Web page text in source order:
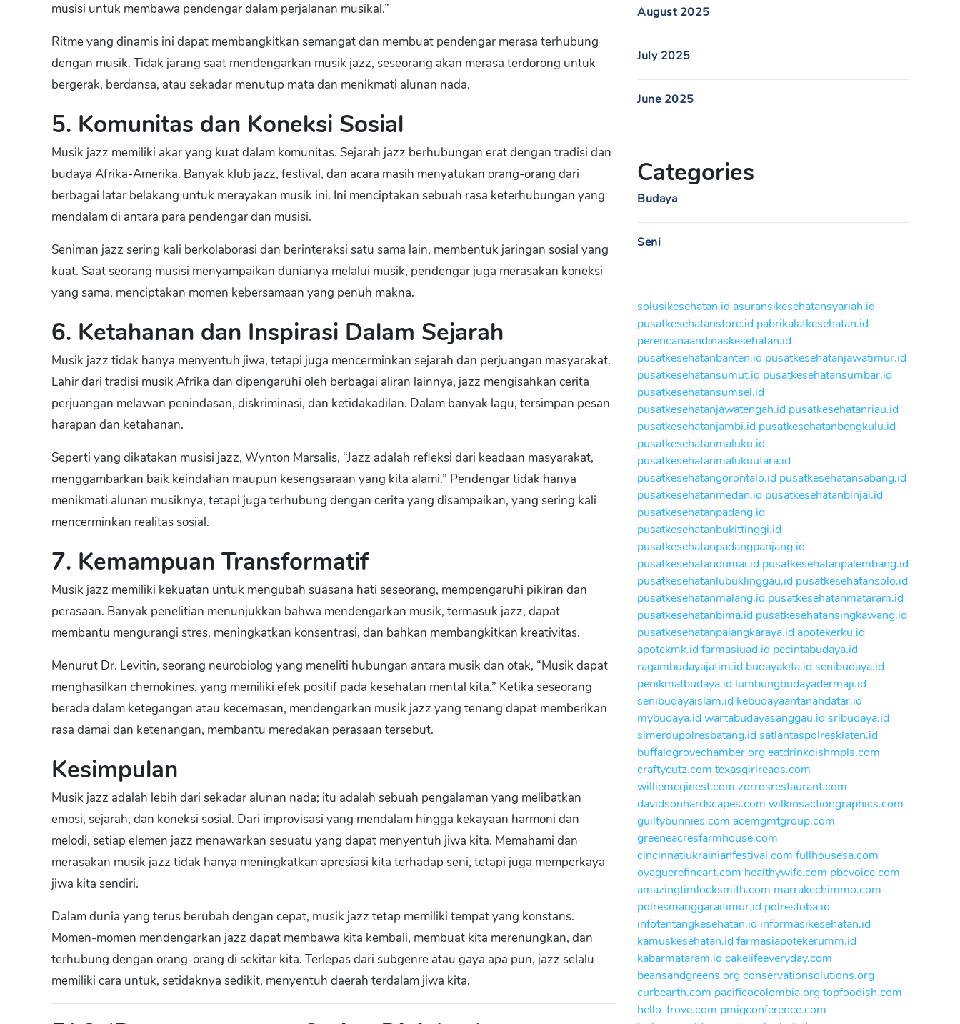
musisi untuk membawa pendengar dalam perjalanan musikal.”
Ritme yang dinamis ini dapat membangkitkan semangat dan membuat pendengar merasa terhubung
dengan musik. Tidak jarang saat mendengarkan musik jazz, seseorang akan merasa terdorong untuk
bergerak, berdansa, atau sekadar menutup mata dan menikmati alunan nada.
5. Komunitas dan Koneksi Sosial
Musik jazz memiliki akar yang kuat dalam komunitas. Sejarah jazz berhubungan erat dengan tradisi dan
budaya Afrika-Amerika. Banyak klub jazz, festival, dan acara masih menyatukan orang-orang dari
berbagai latar belakang untuk merayakan musik ini. Ini menciptakan sebuah rasa keterhubungan yang
mendalam di antara para pendengar dan musisi.
Seniman jazz sering kali berkolaborasi dan berinteraksi satu sama lain, membentuk jaringan sosial yang
kuat. Saat seorang musisi menyampaikan dunianya melalui musik, pendengar juga merasakan koneksi
yang sama, menciptakan momen kebersamaan yang penuh makna.
6. Ketahanan dan Inspirasi Dalam Sejarah
Musik jazz tidak hanya menyentuh jiwa, tetapi juga mencerminkan sejarah dan perjuangan masyarakat.
Lahir dari tradisi musik Afrika dan dipengaruhi oleh berbagai aliran lainnya, jazz mengisahkan cerita
perjuangan melawan penindasan, diskriminasi, dan ketidakadilan. Dalam banyak lagu, tersimpan pesan
harapan dan ketahanan.
Seperti yang dikatakan musisi jazz, Wynton Marsalis, “Jazz adalah refleksi dari keadaan masyarakat,
menggambarkan baik keindahan maupun kesengsaraan yang kita alami.” Pendengar tidak hanya
menikmati alunan musiknya, tetapi juga terhubung dengan cerita yang disampaikan, yang sering kali
mencerminkan realitas sosial.
7. Kemampuan Transformatif
Musik jazz memiliki kekuatan untuk mengubah suasana hati seseorang, mempengaruhi pikiran dan
perasaan. Banyak penelitian menunjukkan bahwa mendengarkan musik, termasuk jazz, dapat
membantu mengurangi stres, meningkatkan konsentrasi, dan bahkan membangkitkan kreativitas.
Menurut Dr. Levitin, seorang neurobiolog yang meneliti hubungan antara musik dan otak, “Musik dapat
menghasilkan chemokines, yang memiliki efek positif pada kesehatan mental kita.” Ketika seseorang
berada dalam ketegangan atau kecemasan, mendengarkan musik jazz yang tenang dapat memberikan
rasa damai dan ketenangan, membantu meredakan perasaan tersebut.
Kesimpulan
Musik jazz adalah lebih dari sekadar alunan nada; itu adalah sebuah pengalaman yang melibatkan
emosi, sejarah, dan koneksi sosial. Dari improvisasi yang mendalam hingga kekayaan harmoni dan
melodi, setiap elemen jazz menawarkan sesuatu yang dapat menyentuh jiwa kita. Memahami dan
merasakan musik jazz tidak hanya meningkatkan apresiasi kita terhadap seni, tetapi juga memperkaya
jiwa kita sendiri.
Dalam dunia yang terus berubah dengan cepat, musik jazz tetap memiliki tempat yang konstans.
Momen-momen mendengarkan jazz dapat membawa kita kembali, membuat kita merenungkan, dan
terhubung dengan orang-orang di sekitar kita. Terlepas dari subgenre atau gaya apa pun, jazz selalu
memiliki cara untuk, setidaknya sedikit, menyentuh daerah terdalam jiwa kita.
August 2025
July 2025
June 2025
Categories
Budaya
Seni
solusikesehatan.id asuransikesehatansyariah.id
pusatkesehatanstore.id pabrikalatkesehatan.id
perencanaandinaskesehatan.id
pusatkesehatanbanten.id pusatkesehatanjawatimur.id
pusatkesehatansumut.id pusatkesehatansumbar.id
pusatkesehatansumsel.id
pusatkesehatanjawatengah.id pusatkesehatanriau.id
pusatkesehatanjambi.id pusatkesehatanbengkulu.id
pusatkesehatanmaluku.id
pusatkesehatanmalukuutara.id
pusatkesehatangorontalo.id pusatkesehatansabang.id
pusatkesehatanmedan.id pusatkesehatanbinjai.id
pusatkesehatanpadang.id
pusatkesehatanbukittinggi.id
pusatkesehatanpadangpanjang.id
pusatkesehatandumai.id pusatkesehatanpalembang.id
pusatkesehatanlubuklinggau.id pusatkesehatansolo.id
pusatkesehatanmalang.id pusatkesehatanmataram.id
pusatkesehatanbima.id pusatkesehatansingkawang.id
pusatkesehatanpalangkaraya.id apotekerku.id
apotekmk.idfarmasiuad.id pecintabudaya.id
ragambudayajatim.id budayakita.idsenibudaya.id
penikmatbudaya.id lumbungbudayadermaji.id
senibudayaislam.id kebudayaantanahdatar.id
mybudaya.idwartabudayasanggau.idsribudaya.id
simerdupolresbatang.idsatlantaspolresklaten.id
buffalogrovechamber.orgeatdrinkdishmpls.com
craftycutz.com texasgirlreads.com
williemcginest.com zorrosrestaurant.com
davidsonhardscapes.com wilkinsactiongraphics.com
guiltybunnies.com acemgmtgroup.com
greeneacresfarmhouse.com
cincinnatiukrainianfestival.com fullhousesa.com
oyaguerefineart.com healthywife.com pbcvoice.com
amazingtimlocksmith.com marrakechimmo.com
polresmanggaraitimur.id polrestoba.id
infotentangkesehatan.id informasikesehatan.id
kamuskesehatan.idfarmasiapotekerumm.id
kabarmataram.idcakelifeeveryday.com
beansandgreens.orgconservationsolutions.org
curbearth.com pacificocolombia.orgtopfoodish.com
hello-trove.com pmigconference.com